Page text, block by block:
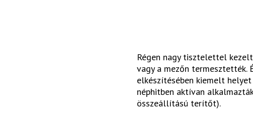
Régen nagy tisztelettel
vagy a mezőn termesztették.
elkészítésében kiemelt
néphitben aktívan
összeállítású terítőt).